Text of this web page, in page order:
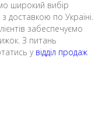
широкий вибір
з доставкою по Україні.
забеспечуємо
З питань
у відділ продаж